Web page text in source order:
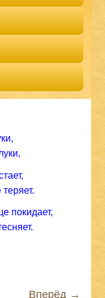
покидает,
Вперёд →